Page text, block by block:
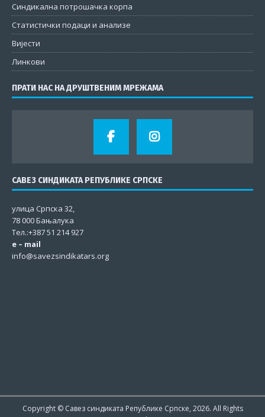
Синдикална потрошачка корпа
Статистички подаци и анализе
Вијести
Линкови
ПРАТИ НАС НА ДРУШТВЕНИМ МРЕЖАМА
САВЕЗ СИНДИКАТА РЕПУБЛИКЕ СРПСКЕ
улица Српска 32,
78 000 Бањалука
Тел.:+387 51 214 927
e – mail
info@savezsindikatars.org
Copyright © Савез синдиката Републике Српске, 2026. All Rights